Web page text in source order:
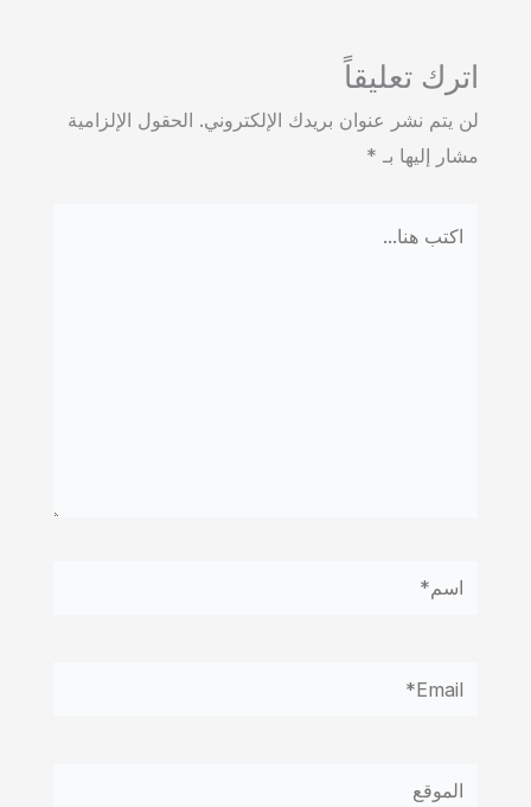
اترك تعليقاً
لن يتم نشر عنوان بريدك الإلكتروني. الحقول الإلزامية
مشار إليها بـ *
اسم*
Email*
الموقع